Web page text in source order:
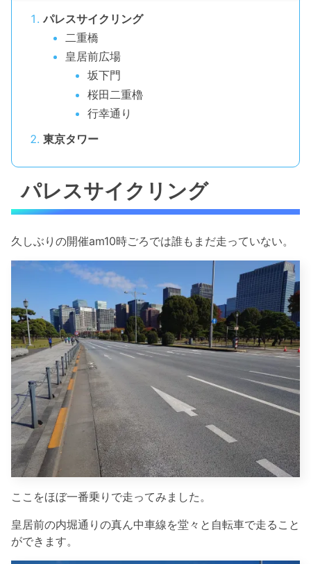
パレスサイクリング
二重橋
皇居前広場
坂下門
桜田二重櫓
行幸通り
東京タワー
パレスサイクリング
久しぶりの開催am10時ごろでは誰もまだ走っていない。
ここをほぼ一番乗りで走ってみました。
皇居前の内堀通りの真ん中車線を堂々と自転車で走ること
ができます。